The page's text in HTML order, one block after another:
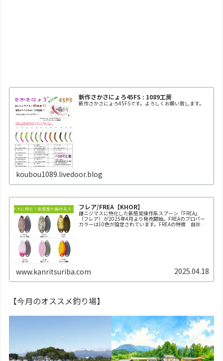
新作さかさにょろ45FS : 1089工房
新作さかさにょろ45FSです。よろしくお願い致します。
koubou1089.livedoor.blog
フレア/FREA【KHOR】
雌ニジマスに特化した新感覚操作系スプーン『FREA』
（フレア）が2025年4月より発売開始。FREAのプロパー
カラーは10色が設定されています。FREAの特徴 自社養
www.kanritsuriba.com 2025.04.18
【今月のオススメ釣り場】